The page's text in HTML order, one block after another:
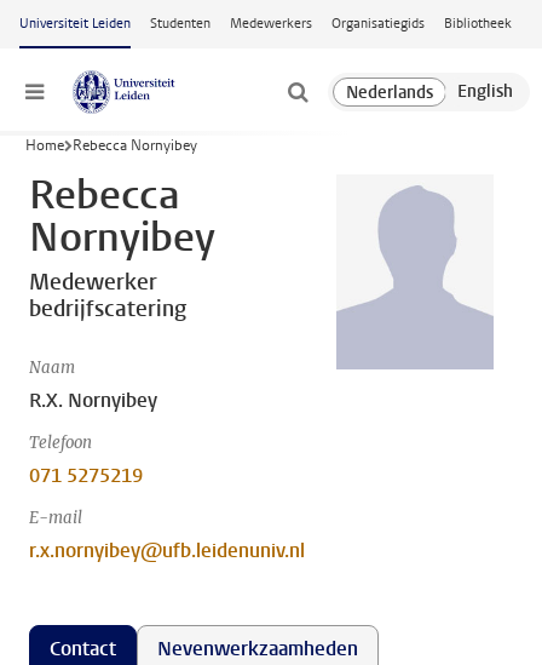
Ga naar hoofdinhoud
Universiteit Leiden Studenten Medewerkers Organisatiegids Bibliotheek
Menu
Home Rebecca Nornyibey
Rebecca
Nornyibey
Medewerker
bedrijfscatering
Naam
R.X. Nornyibey
Telefoon
071 5275219
E-mail
r.x.nornyibey@ufb.leidenuniv.nl
Contact Nevenwerkzaamheden